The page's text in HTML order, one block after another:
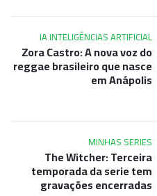
IA INTELIGÊNCIAS ARTIFICIAL
Zora Castro: A nova voz do
reggae brasileiro que nasce
em Anápolis
MINHAS SERIES
The Witcher: Terceira
temporada da serie tem
gravações encerradas